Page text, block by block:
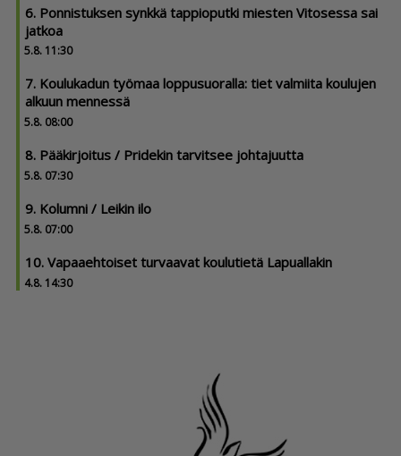
6. Ponnistuksen synkkä tappioputki miesten Vitosessa sai
jatkoa
5.8. 11:30
7. Koulukadun työmaa loppusuoralla: tiet valmiita koulujen
alkuun mennessä
5.8. 08:00
8. Pääkirjoitus / Pridekin tarvitsee johtajuutta
5.8. 07:30
9. Kolumni / Leikin ilo
5.8. 07:00
10. Vapaaehtoiset turvaavat koulutietä Lapuallakin
4.8. 14:30